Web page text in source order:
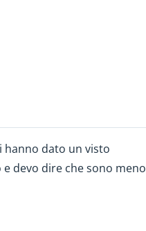
hanno dato un visto
devo dire che sono meno